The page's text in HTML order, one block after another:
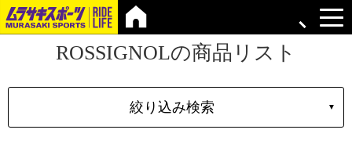
ROSSIGNOLの商品リスト
絞り込み検索 ▼